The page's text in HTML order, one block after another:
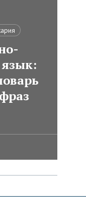
язык: